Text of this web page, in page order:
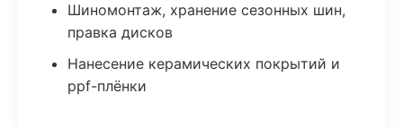
Шиномонтаж, хранение сезонных шин,
правка дисков
Нанесение керамических покрытий и
ppf-плёнки